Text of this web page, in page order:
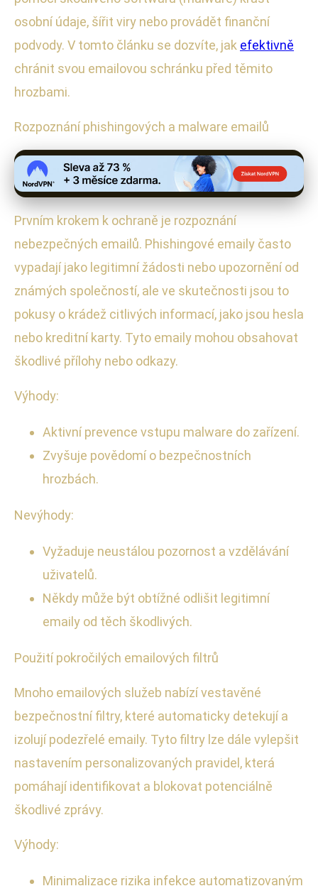
osobní údaje, šířit viry nebo provádět finanční
podvody. V tomto článku se dozvíte, jak efektivně
chránit svou emailovou schránku před těmito
hrozbami.
Rozpoznání phishingových a malware emailů
Prvním krokem k ochraně je rozpoznání
nebezpečných emailů. Phishingové emaily často
vypadají jako legitimní žádosti nebo upozornění od
známých společností, ale ve skutečnosti jsou to
pokusy o krádež citlivých informací, jako jsou hesla
nebo kreditní karty. Tyto emaily mohou obsahovat
škodlivé přílohy nebo odkazy.
Výhody:
Aktivní prevence vstupu malware do zařízení.
Zvyšuje povědomí o bezpečnostních
hrozbách.
Nevýhody:
Vyžaduje neustálou pozornost a vzdělávání
uživatelů.
Někdy může být obtížné odlišit legitimní
emaily od těch škodlivých.
Použití pokročilých emailových filtrů
Mnoho emailových služeb nabízí vestavěné
bezpečnostní filtry, které automaticky detekují a
izolují podezřelé emaily. Tyto filtry lze dále vylepšit
nastavením personalizovaných pravidel, která
pomáhají identifikovat a blokovat potenciálně
škodlivé zprávy.
Výhody:
Minimalizace rizika infekce automatizovaným